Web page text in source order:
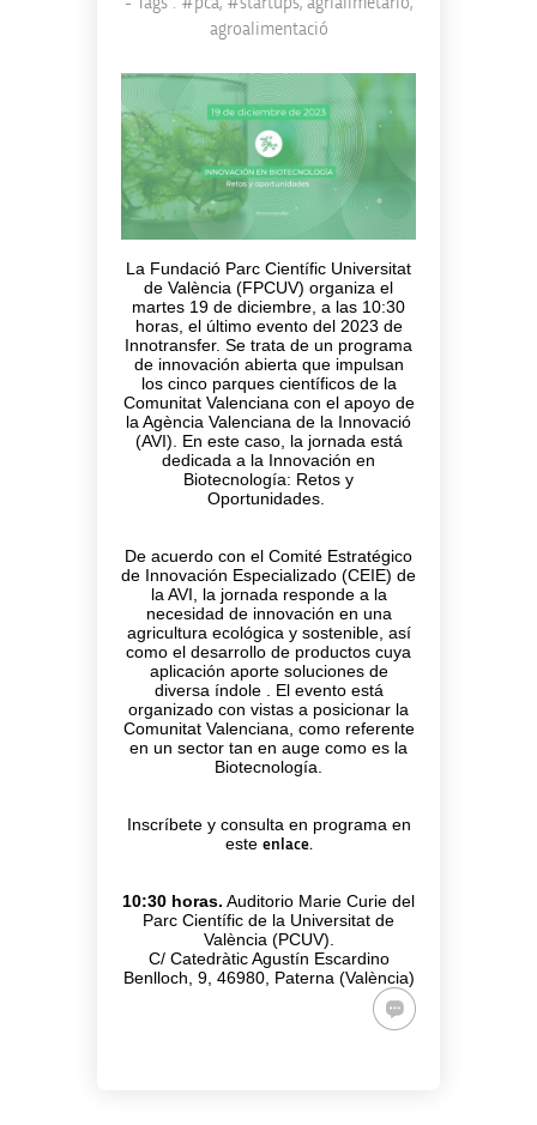
agroalimentació
La Fundació Parc Científic Universitat
de València (FPCUV) organiza el
martes 19 de diciembre, a las 10:30
horas, el último evento del 2023 de
Innotransfer. Se trata de un programa
de innovación abierta que impulsan
los cinco parques científicos de la
Comunitat Valenciana con el apoyo de
la Agència Valenciana de la Innovació
(AVI). En este caso, la jornada está
dedicada a la Innovación en
Biotecnología: Retos y
Oportunidades.
De acuerdo con el Comité Estratégico
de Innovación Especializado (CEIE) de
la AVI, la jornada responde a la
necesidad de innovación en una
agricultura ecológica y sostenible, así
como el desarrollo de productos cuya
aplicación aporte soluciones de
diversa índole . El evento está
organizado con vistas a posicionar la
Comunitat Valenciana, como referente
en un sector tan en auge como es la
Biotecnología.
Inscríbete y consulta en programa en
este enlace.
10:30 horas. Auditorio Marie Curie del
Parc Científic de la Universitat de
València (PCUV).
C/ Catedràtic Agustín Escardino
Benlloch, 9, 46980, Paterna (València)